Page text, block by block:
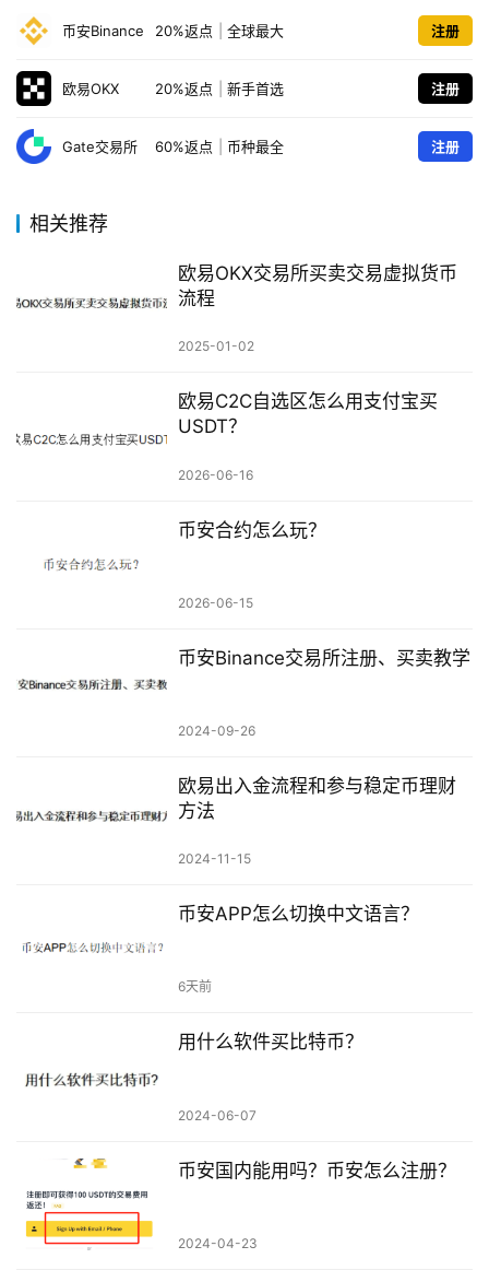
币安Binance 20%返点 全球最大 注册
欧易OKX 20%返点 新手首选 注册
Gate交易所 60%返点 币种最全 注册
相关推荐
欧易OKX交易所买卖交易虚拟货币
流程
2025-01-02
欧易C2C自选区怎么用支付宝买
USDT？
2026-06-16
币安合约怎么玩？
2026-06-15
币安Binance交易所注册、买卖教学
2024-09-26
欧易出入金流程和参与稳定币理财
方法
2024-11-15
币安APP怎么切换中文语言？
6天前
用什么软件买比特币？
2024-06-07
币安国内能用吗？币安怎么注册？
2024-04-23